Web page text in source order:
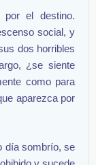
por el destino.
social, y
dos horribles
¿se siente
como para
aparezca por
día sombrío, se